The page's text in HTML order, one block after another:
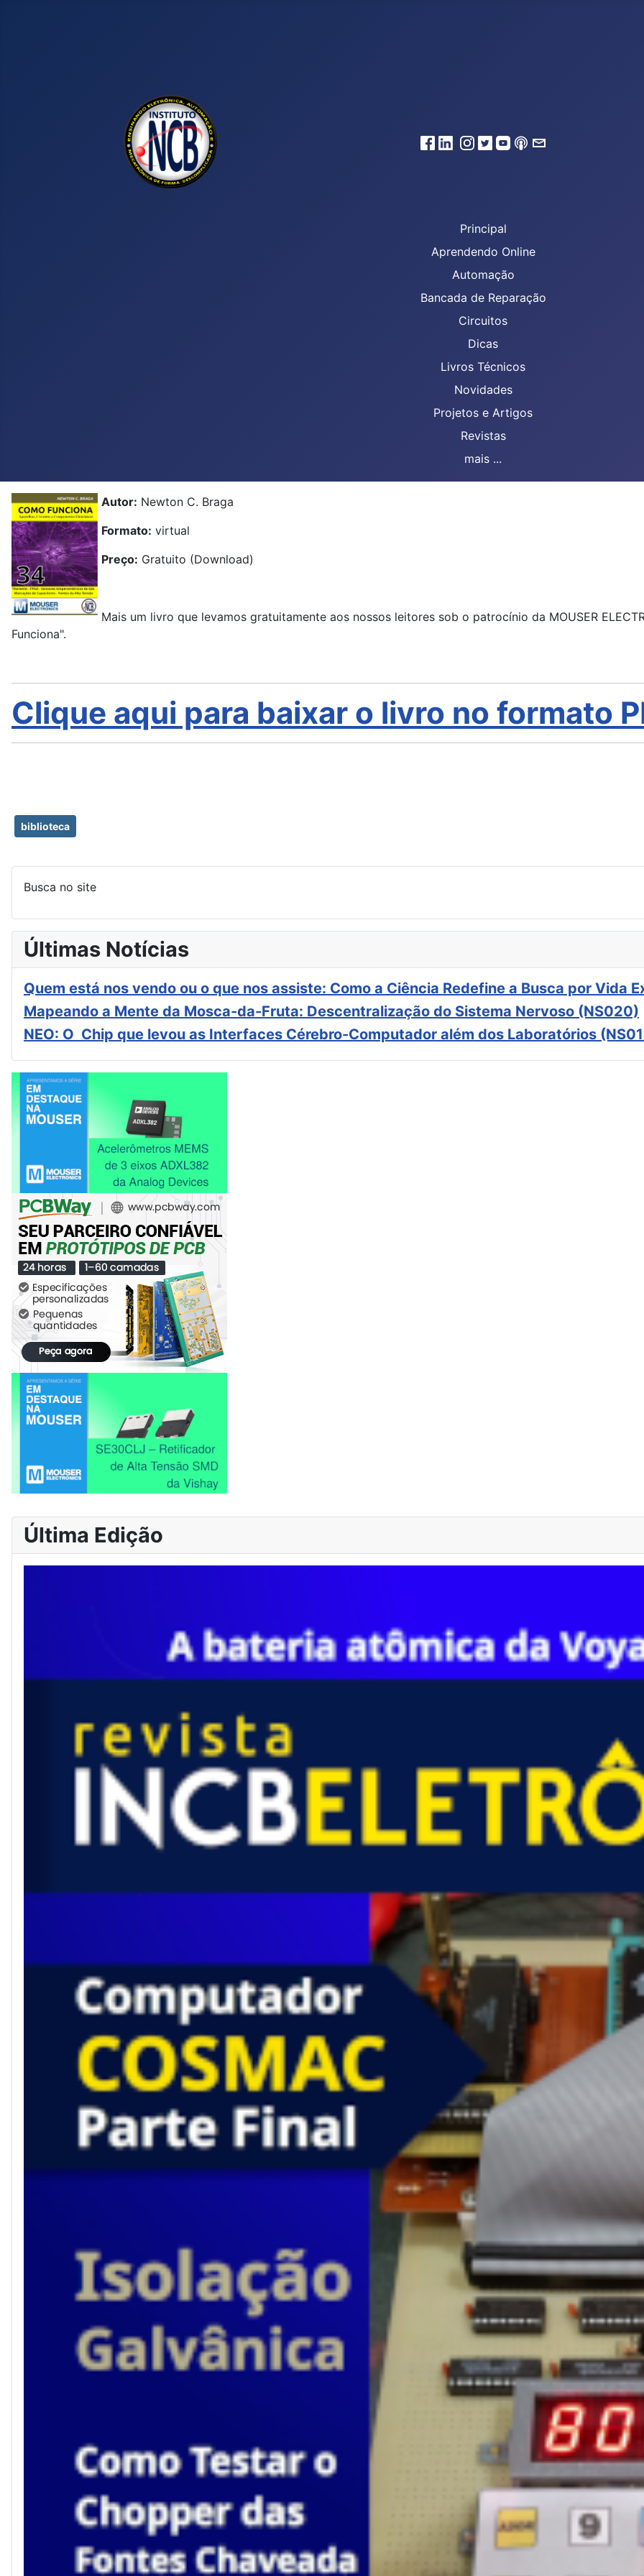
Principal
Aprendendo Online
Automação
Bancada de Reparação
Circuitos
Dicas
Livros Técnicos
Novidades
Projetos e Artigos
Revistas
mais ...
Autor: Newton C. Braga
Formato: virtual
Preço: Gratuito (Download)
Mais um livro que levamos gratuitamente aos nossos leitores sob o patrocínio da MOUSER
Funciona".
Clique aqui para baixar o livro no formato
biblioteca
Busca no site
Últimas Notícias
Quem está nos vendo ou o que nos assiste: Como a Ciência Redefine a Busca por Vida
Mapeando a Mente da Mosca-da-Fruta: Descentralização do Sistema Nervoso (NS020)
NEO: O Chip que levou as Interfaces Cérebro-Computador além dos Laboratórios
Última Edição